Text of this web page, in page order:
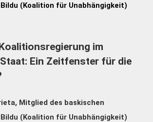
(Koalition für Unabhängigkeit)
im
Ein Zeitfenster für die
Mitglied des baskischen
(Koalition für Unabhängigkeit)